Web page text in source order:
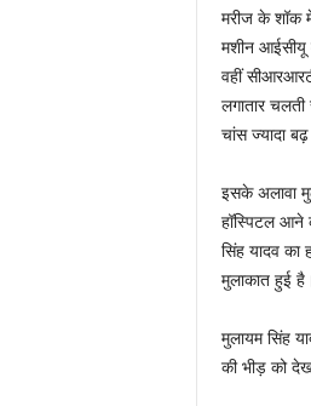
मरीज के शॉक
मशीन आईसीयू
वहीं
लगातार
चांस ज्यादा
इसके अलावा
हॉस्पिटल आने
सिंह यादव का
मुलाकात हुई
मुलायम सिंह
की भीड़ को